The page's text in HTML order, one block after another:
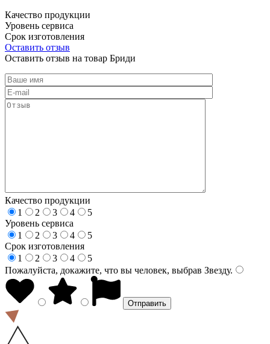
Качество продукции
Уровень сервиса
Срок изготовления
Оставить отзыв
Оставить отзыв на товар Бриди
Качество продукции
1
2 3 4
5
Уровень сервиса
1
2 3 4
5
Срок изготовления
1
2 3 4
5
Пожалуйста, докажите, что вы человек, выбрав Звезду.